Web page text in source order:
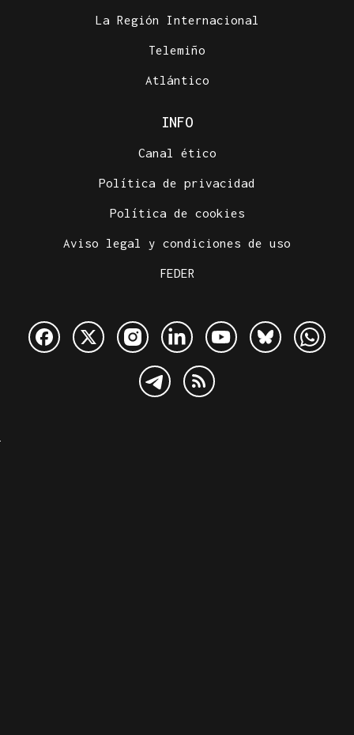
La Región Internacional
Telemiño
Atlántico
INFO
Canal ético
Política de privacidad
Política de cookies
Aviso legal y condiciones de uso
FEDER